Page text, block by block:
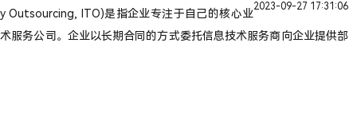
2023-09-27 17:31:06
Outsourcing, ITO)是指企业专注于自己的核心业
服务公司。企业以长期合同的方式委托信息技术服务商向企业提供部